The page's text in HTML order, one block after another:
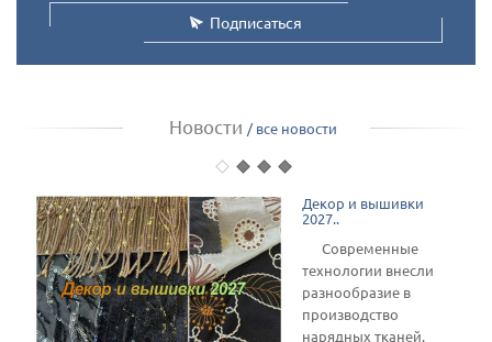
Подписаться
Новости / все новости
Декор и вышивки
2027..
Современные
технологии внесли
разнообразие в
производство
нарядных тканей.